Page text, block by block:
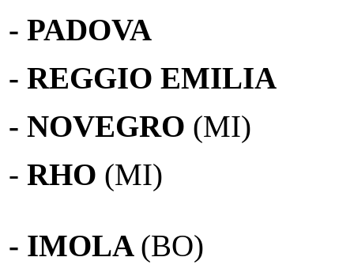
- PADOVA
- REGGIO EMILIA
- NOVEGRO (MI)
- RHO (MI)
- IMOLA (BO)